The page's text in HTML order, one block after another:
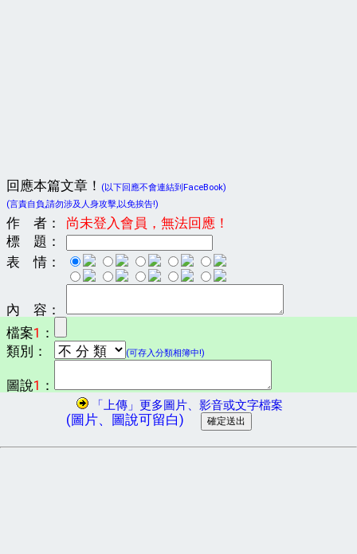
回應本篇文章！
(以下回應不會連結到FaceBook)
(言責自負,請勿涉及人身攻擊,以免挨告!)
作 者：
尚未登入會員，無法回應！
標 題：
表 情：
內 容：
檔案1 ：
類別：
(可存入分類相簿中!)
圖說1 ：
「上傳」更多圖片、影音或文字檔案
(圖片、圖說可留白)